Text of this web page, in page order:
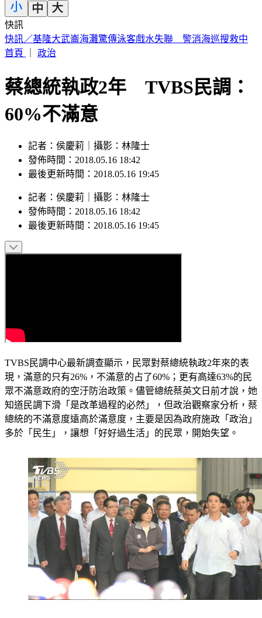
快訊
注意！淡江大橋首納入漢光演習「今晚8時起封橋」 交管一
次看
蔡總統執政2年 TVBS民調：
60%不滿意
記者：侯慶莉｜攝影：林隆士
發佈時間：2018.05.16 18:42
記者：侯慶莉｜攝影：林隆士
發佈時間：2018.05.16 18:42
TVBS民調中心最新調查顯示，民眾對蔡總統執政2年來的表
現，滿意的只有26%，不滿意的占了60%；更有高達63%的民
眾不滿意政府的空汙防治政策。儘管總統蔡英文日前才說，她
知道民調下滑「是改革過程的必然」，但政治觀察家分析，蔡
總統的不滿意度遠高於滿意度，主要是因為政府施政「政治」